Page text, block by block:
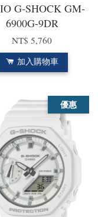
G-SHOCK GM-
6900G-9DR
NT$ 5,760
加入購物車
優惠